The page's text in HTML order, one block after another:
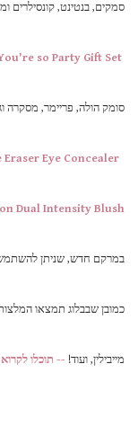
סמקים, בנטינט, קונסילרים
so Party Gift Set
סומק הולה, פריימר, מסקרה
Dual Intensity Blush
במרקם חדש, שניתן להשתמש
כמובן שבבלוג תמצאו
מייבילין, ועוד! -- תוכלו